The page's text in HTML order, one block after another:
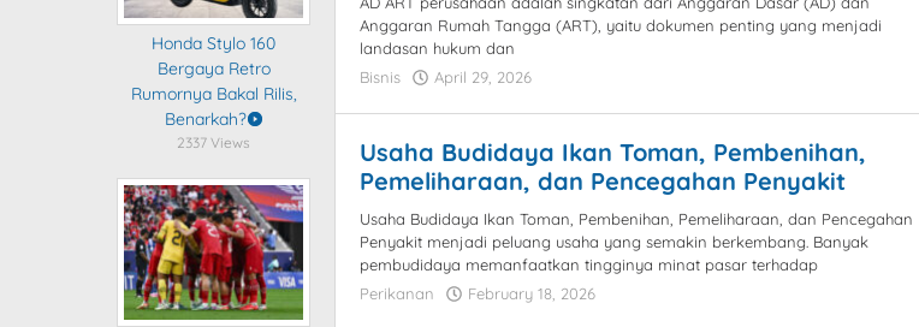
Honda Stylo 160
Bergaya Retro
Rumornya Bakal Rilis,
Benarkah?
2337 Views
Anggaran Rumah Tangga (ART), yaitu dokumen penting yang menjadi
landasan hukum dan
Bisnis
April 29, 2026
Usaha Budidaya Ikan Toman, Pembenihan,
Pemeliharaan, dan Pencegahan Penyakit
Usaha Budidaya Ikan Toman, Pembenihan, Pemeliharaan, dan Pencegahan
Penyakit menjadi peluang usaha yang semakin berkembang. Banyak
pembudidaya memanfaatkan tingginya minat pasar terhadap
Perikanan
February 18, 2026